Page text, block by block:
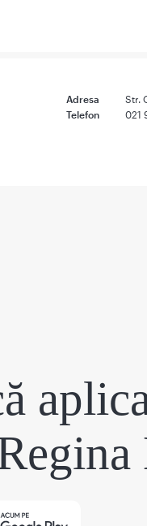
Adresa
Str.
Telefon
021